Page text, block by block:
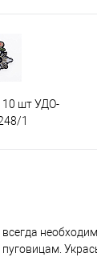
10 шт УДО-
1